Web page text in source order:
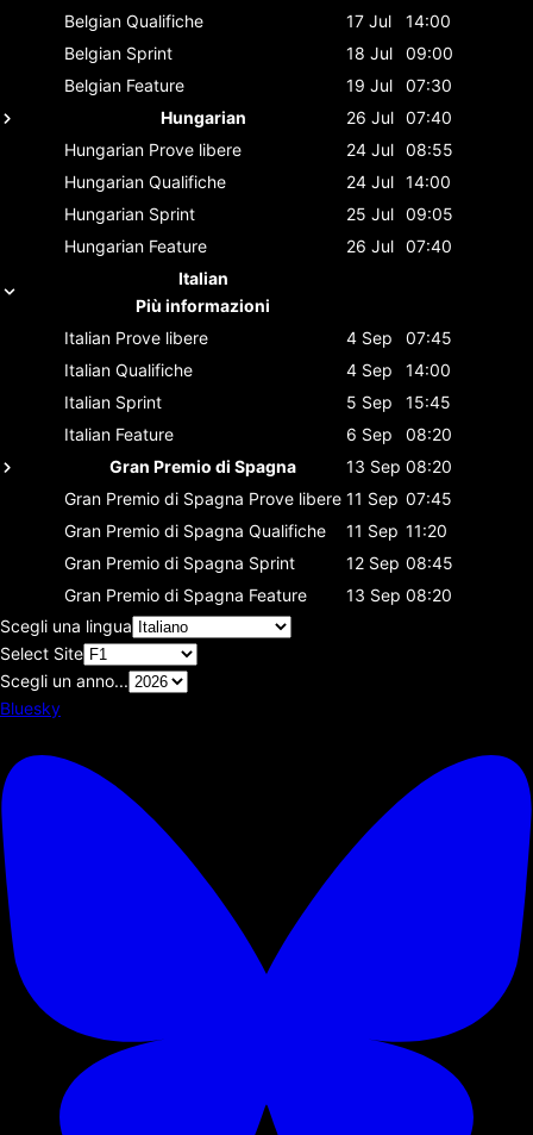
Belgian Qualifiche 17 Jul
14:00
Belgian Sprint 18 Jul
09:00
Belgian Feature 19 Jul
07:30
Hungarian
26 Jul 07:40
Hungarian Prove libere 24 Jul 08:55
Hungarian Qualifiche 24 Jul 14:00
Hungarian Sprint 25 Jul 09:05
Hungarian Feature 26 Jul 07:40
Italian
Più informazioni
Italian Prove libere 4 Sep
07:45
Italian Qualifiche 4 Sep
14:00
Italian Sprint 5 Sep
15:45
Italian Feature 6 Sep
08:20
Gran Premio di Spagna
13 Sep 08:20
Gran Premio di Spagna Prove libere 11 Sep 07:45
Gran Premio di Spagna Qualifiche 11 Sep 11:20
Gran Premio di Spagna Sprint 12 Sep 08:45
Gran Premio di Spagna Feature 13 Sep 08:20
Scegli una lingua
Select Site
Scegli un anno...
Bluesky